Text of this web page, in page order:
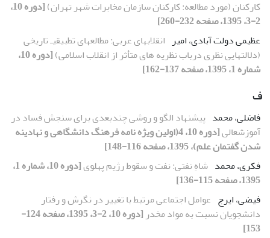
کارکنان (مورد مطالعه: کارکنان سازمان مخابرات شهر تهران)
[دوره 10،
2-3، 1395، صفحه 232-260]
عظیمی دولت آبادی، امیر انقلابهای عربی: مطالعهای تطبیقیـ تاریخی
(دلالتهایی نظری درباب نظریه های متأثر از انقلاب اسلامی)
[دوره 10،
شماره 1، 1395، صفحه 137-162]
ف
فاضلی، محمد پیشنهاد الگو و روشی چندبعدی برای سنجش فساد در
آموزشعالی
[دوره 10، 4(اولین ویژه نامه فرهنگ دانشگاهی و نهادینه
شدن گفتمان علم)، 1395، صفحه 116-148]
فکری، محمد شاهِ نفتی: نفت و سقوط رژیم پهلوی
[دوره 10، شماره 1،
1395، صفحه 115-136]
فیضی، ایرج عوامل اجتماعی مرتبط با تغییر در نگرش و رفتار
دانشجویان نسبت به مواد مخدر
[دوره 10، 2-3، 1395، صفحه 124-
153]